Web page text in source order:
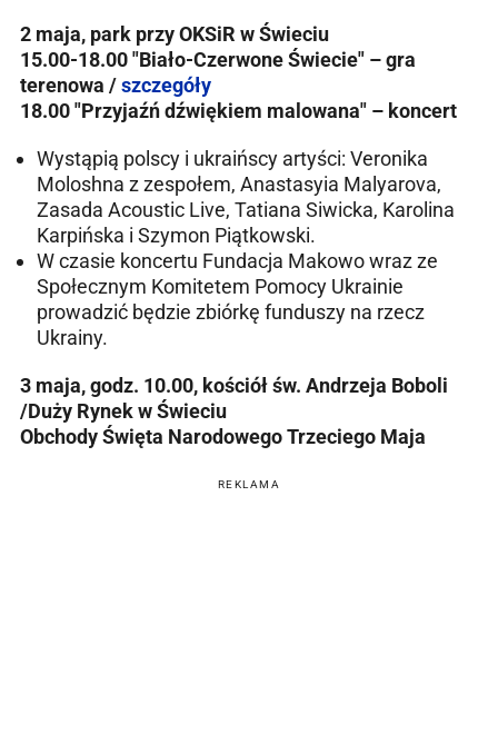
2 maja, park przy OKSiR w Świeciu
15.00-18.00 "Biało-Czerwone Świecie" – gra
terenowa /szczegóły
18.00 "Przyjaźń dźwiękiem malowana" – koncert
Wystąpią polscy i ukraińscy artyści: Veronika
Moloshna z zespołem, Anastasyia Malyarova,
Zasada Acoustic Live, Tatiana Siwicka, Karolina
Karpińska i Szymon Piątkowski.
W czasie koncertu Fundacja Makowo wraz ze
Społecznym Komitetem Pomocy Ukrainie
prowadzić będzie zbiórkę funduszy na rzecz
Ukrainy.
3 maja, godz. 10.00, kościół św. Andrzeja Boboli
/Duży Rynek w Świeciu
ObchodyŚwięta Narodowego Trzeciego Maja
REKLAMA